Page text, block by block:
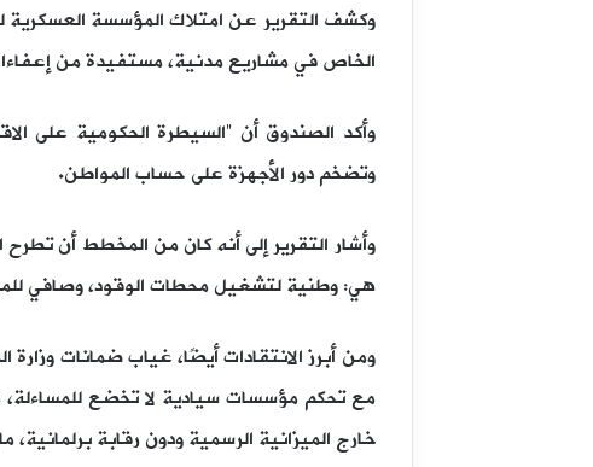
الخاص في مشاريع مدنية، مستفيدة من
وأكد الصندوق أن “السيطرة الحكومية على
وتضخم دور الأجهزة على حساب المواطن.
هي: وطنية لتشغيل محطات الوقود، وصافي
ومن أبرز الانتقادات أيضًا، غياب ضمانات
خارج الميزانية الرسمية ودون رقابة برلمانية،